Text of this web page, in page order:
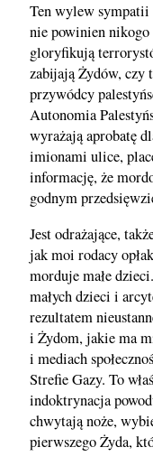
Ten wylew sympatii
nie powinien nikogo
gloryfikują
zabijają Żydów,
przywódcy
Autonomia
wyrażają aprobatę
imionami ulice,
informację, że
godnym
Jest odrażające,
jak moi rodacy
morduje małe
małych dzieci i
rezultatem
i Żydom, jakie ma
i mediach
Strefie Gazy. To
indoktrynacja
chwytają noże,
pierwszego Żyda,